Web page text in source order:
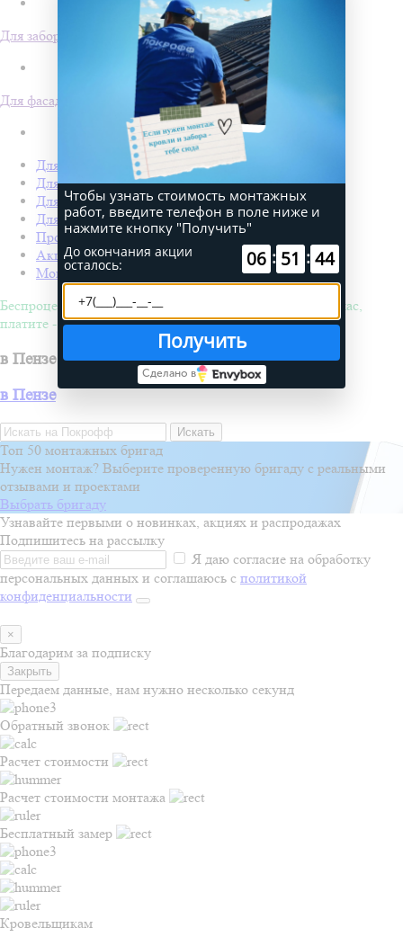
Для забора
Для фасада
Для кровли
Для забора
Для фасада
Для дачи
Производство Покрофф
Акции
Монтаж
Беспроцентная рассрочка на 4 месяца. Покупайте - сейчас,
платите - потом!
в Пензе
в Пензе
Искать
Топ 50 монтажных бригад
Нужен монтаж? Выберите проверенную бригаду с реальными
отзывами и проектами
Выбрать бригаду
Узнавайте первыми о новинках, акциях и распродажах
Подпишитесь на рассылку
Я даю согласие на обработку
персональных данных и соглашаюсь с политикой
конфиденциальности
×
Благодарим за подписку
Закрыть
Передаем данные, нам нужно несколько секунд
Обратный звонок
Расчет стоимости
Расчет стоимости монтажа
Бесплатный замер
Кровельщикам
Чтобы узнать стоимость монтажных
работ, введите телефон в поле ниже и
нажмите кнопку "Получить"
До окончания акции
осталось: 06 : 51 : 44
Получить
Сделано в